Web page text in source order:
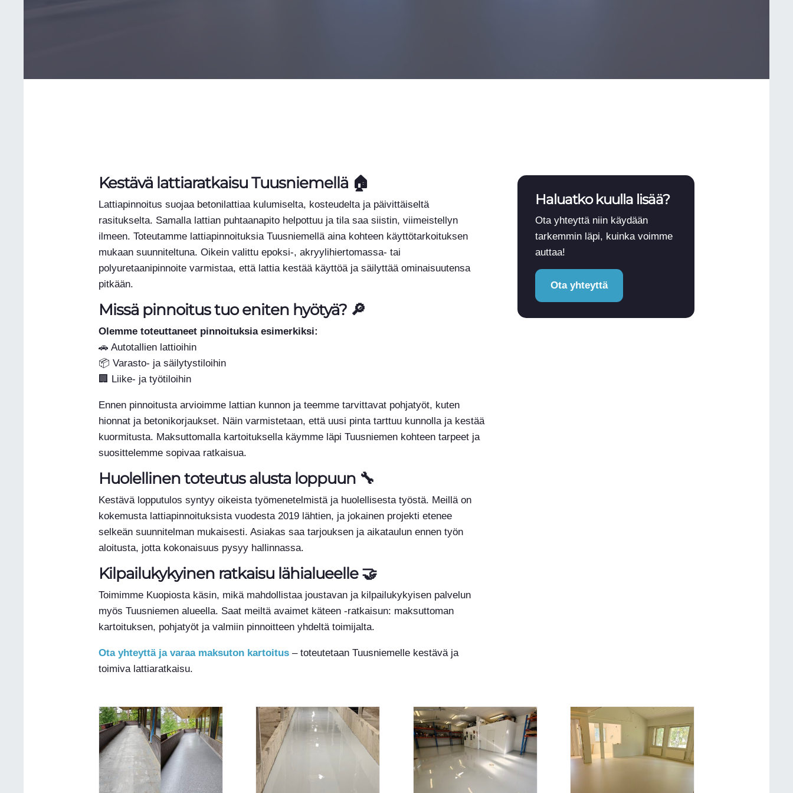
Kestävä lattiaratkaisu Tuusniemellä 🏠
Lattiapinnoitus suojaa betonilattiaa kulumiselta, kosteudelta ja päivittäiseltä
rasitukselta. Samalla lattian puhtaanapito helpottuu ja tila saa siistin, viimeistellyn
ilmeen. Toteutamme lattiapinnoituksia Tuusniemellä aina kohteen käyttötarkoituksen
mukaan suunniteltuna. Oikein valittu epoksi-, akryylihiertomassa- tai
polyuretaanipinnoite varmistaa, että lattia kestää käyttöä ja säilyttää ominaisuutensa
pitkään.
Missä pinnoitus tuo eniten hyötyä? 🔎
Olemme toteuttaneet pinnoituksia esimerkiksi:
🚗 Autotallien lattioihin
📦 Varasto- ja säilytystiloihin
🏢 Liike- ja työtiloihin
Ennen pinnoitusta arvioimme lattian kunnon ja teemme tarvittavat pohjatyöt, kuten
hionnat ja betonikorjaukset. Näin varmistetaan, että uusi pinta tarttuu kunnolla ja kestää
kuormitusta. Maksuttomalla kartoituksella käymme läpi Tuusniemen kohteen tarpeet ja
suosittelemme sopivaa ratkaisua.
Huolellinen toteutus alusta loppuun 🔧
Kestävä lopputulos syntyy oikeista työmenetelmistä ja huolellisesta työstä. Meillä on
kokemusta lattiapinnoituksista vuodesta 2019 lähtien, ja jokainen projekti etenee
selkeän suunnitelman mukaisesti. Asiakas saa tarjouksen ja aikataulun ennen työn
aloitusta, jotta kokonaisuus pysyy hallinnassa.
Kilpailukykyinen ratkaisu lähialueelle 🤝
Toimimme Kuopiosta käsin, mikä mahdollistaa joustavan ja kilpailukykyisen palvelun
myös Tuusniemen alueella. Saat meiltä avaimet käteen -ratkaisun: maksuttoman
kartoituksen, pohjatyöt ja valmiin pinnoitteen yhdeltä toimijalta.
Ota yhteyttä ja varaa maksuton kartoitus– toteutetaan Tuusniemelle kestävä ja
toimiva lattiaratkaisu.
Haluatko kuulla lisää?
Ota yhteyttä niin käydään
tarkemmin läpi, kuinka voimme
auttaa!
Ota yhteyttä